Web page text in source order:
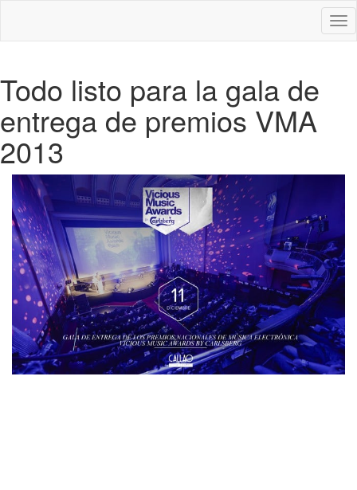
Todo listo para la gala de
entrega de premios VMA
2013